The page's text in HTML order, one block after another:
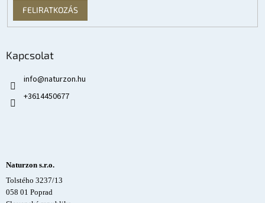
FELIRATKOZÁS
Kapcsolat
info@naturzon.hu
+3614450677
Naturzon s.r.o.
Tolstého 3237/13
058 01 Poprad